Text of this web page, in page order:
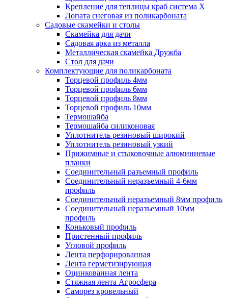
Крепление для теплицы краб система Х
Лопата снеговая из поликарбоната
Садовые скамейки и столы
Скамейка для дачи
Садовая арка из металла
Металлическая скамейка Дружба
Стол для дачи
Комплектующие для поликарбоната
Торцевой профиль 4мм
Торцевой профиль 6мм
Торцевой профиль 8мм
Торцевой профиль 10мм
Термошайба
Термошайба силиконовая
Уплотнитель резиновый широкий
Уплотнитель резиновый узкий
Прижимные и стыковочные алюминиевые
планки
Соединительный разъемный профиль
Соединительный неразъемный 4-6мм
профиль
Соединительный неразъемный 8мм профиль
Соединительный неразъемный 10мм
профиль
Коньковый профиль
Пристенный профиль
Угловой профиль
Лента перфорированная
Лента герметизирующая
Оцинкованная лента
Стяжная лента Агросфера
Саморез кровельный